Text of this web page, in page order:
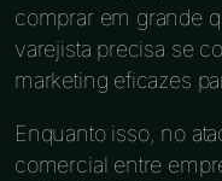
comprar em grande
varejista precisa se
marketing eficazes
Enquanto isso, no
comercial entre